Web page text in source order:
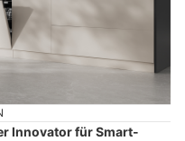
Innovator für Smart-